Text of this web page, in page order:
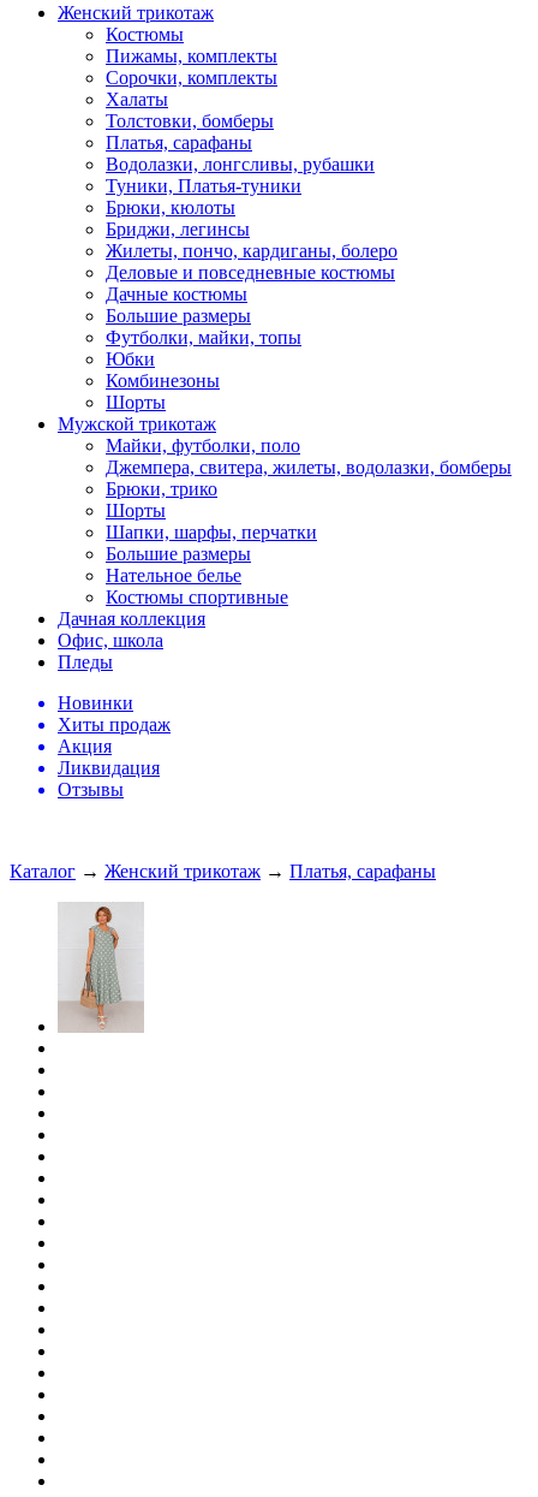
Женский трикотаж
Костюмы
Пижамы, комплекты
Сорочки, комплекты
Халаты
Толстовки, бомберы
Платья, сарафаны
Водолазки, лонгсливы, рубашки
Туники, Платья-туники
Брюки, кюлоты
Бриджи, легинсы
Жилеты, пончо, кардиганы, болеро
Деловые и повседневные костюмы
Дачные костюмы
Большие размеры
Футболки, майки, топы
Юбки
Комбинезоны
Шорты
Мужской трикотаж
Майки, футболки, поло
Джемпера, свитера, жилеты, водолазки, бомберы
Брюки, трико
Шорты
Шапки, шарфы, перчатки
Большие размеры
Нательное белье
Костюмы спортивные
Дачная коллекция
Офис, школа
Пледы
Новинки
Хиты продаж
Акция
Ликвидация
Отзывы
Каталог → Женский трикотаж → Платья, сарафаны